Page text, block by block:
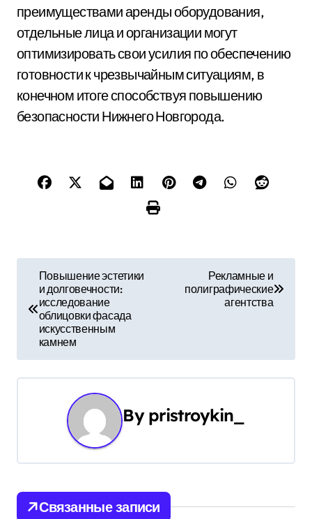
преимуществами аренды оборудования,
отдельные лица и организации могут
оптимизировать свои усилия по обеспечению
готовности к чрезвычайным ситуациям, в
конечном итоге способствуя повышению
безопасности Нижнего Новгорода.
и
г
и
я
Повышение эстетики
и долговечности:
исследование
облицовки фасада
искусственным
камнем
Рекламные и
полиграфические
агентства
By pristroykin_
Связанные записи